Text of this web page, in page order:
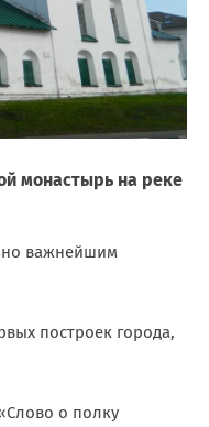
монастырь на реке
важнейшим
построек города,
о полку